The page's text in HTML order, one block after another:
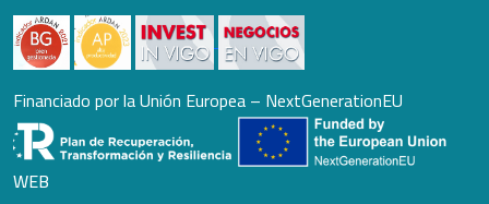
Financiado por la Unión Europea – NextGenerationEU
WEB